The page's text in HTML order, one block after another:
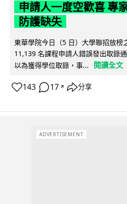
申請人一度空歡喜 專
防護缺失
東華學院今日（5 日）大學聯招放榜
11,139 名課程申請人錯誤發出取錄
以為獲得學位取錄，事...
閱讀全文
143 17 ↗ 分享
ADVERTISEMENT